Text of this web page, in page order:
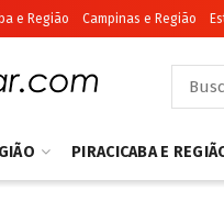
e Região Campinas e Região
PIRACICABA E